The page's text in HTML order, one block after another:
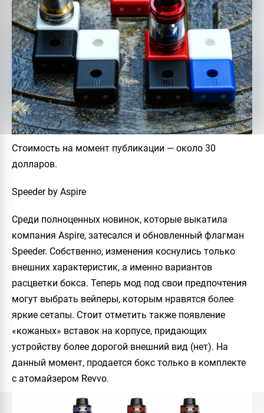
Стоимость на момент публикации — около 30
долларов.
Speeder by Aspire
Среди полноценных новинок, которые выкатила
компания Aspire, затесался и обновленный флагман
Speeder. Собственно, изменения коснулись только
внешних характеристик, а именно вариантов
расцветки бокса. Теперь мод под свои предпочтения
могут выбрать вейперы, которым нравятся более
яркие сетапы. Стоит отметить также появление
«кожаных» вставок на корпусе, придающих
устройству более дорогой внешний вид (нет). На
данный момент, продается бокс только в комплекте
с атомайзером Revvo.